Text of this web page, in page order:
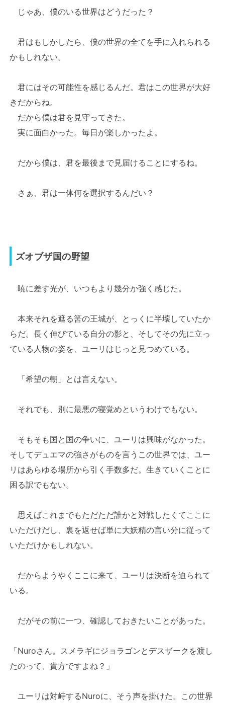
じゃあ、僕のいる世界はどうだった？
君はもしかしたら、僕の世界の全てを手に入れられる
かもしれない。
君にはその可能性を感じるんだ。君はこの世界が大好
きだからね。
だから僕は君を見守ってきた。
実に面白かった。毎日が楽しかったよ。
だから僕は、君を最後まで見届けることにするね。
さぁ、君は一体何を選択するんだい？
ズオブザ国の野望
暁に差す光が、いつもより幾分か強く感じた。
本来それを遮る筈の王城が、とっくに半壊していたか
らだ。長く伸びている自分の影と、そしてその先に立っ
ている人物の姿を、ユーリはじっと見つめている。
「希望の朝」とは言えない。
それでも、別に最悪の寝覚めというわけでもない。
そもそも国と国の争いに、ユーリは興味がなかった。
そしてデュエマの強さがものを言うこの世界では、ユー
リはあらゆる場所から引く手数多だ。生きていくことに
困る訳でもない。
思えばこれまでもただただ誰かと対戦したくてここに
いただけだし、裏を返せば単に大妖精の言い分に従って
いただけかもしれない。
だからようやくここに来て、ユーリは決断を迫られて
いる。
だがその前に一つ、確認しておきたいことがあった。
「Nuroさん。スメラギにジョラゴンとデスザークを渡し
たのって、貴方ですよね？」
ユーリは対峙するNuroに、そう声を掛けた。この世界